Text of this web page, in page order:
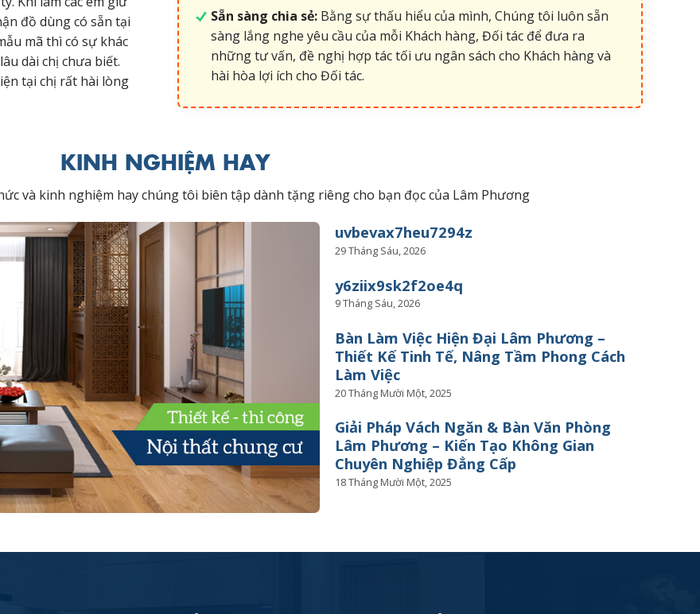
đồ dùng có sẵn tại
mã thì có sự khác
dài chị chưa biết.
tại chị rất hài lòng
Sẵn sàng chia sẻ: Bằng sự thấu hiểu của mình, Chúng tôi luôn sẵn
sàng lắng nghe yêu cầu của mỗi Khách hàng, Đối tác để đưa ra
những tư vấn, đề nghị hợp tác tối ưu ngân sách cho Khách hàng và
hài hòa lợi ích cho Đối tác.
KINH NGHIỆM HAY
và kinh nghiệm hay chúng tôi biên tập dành tặng riêng cho bạn đọc của Lâm Phương
uvbevax7heu7294z
29 Tháng Sáu, 2026
y6ziix9sk2f2oe4q
9 Tháng Sáu, 2026
Bàn Làm Việc Hiện Đại Lâm Phương –
Thiết Kế Tinh Tế, Nâng Tầm Phong Cách
Làm Việc
20 Tháng Mười Một, 2025
Giải Pháp Vách Ngăn & Bàn Văn Phòng
Lâm Phương – Kiến Tạo Không Gian
Chuyên Nghiệp Đẳng Cấp
18 Tháng Mười Một, 2025